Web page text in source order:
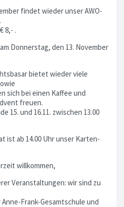
findet wieder unser AWO-
8,- .
Donnerstag, den 13. November
bietet wieder viele
sich bei einen Kaffee und
freuen.
15. und 16.11. zwischen 13.00
ist ab 14.00 Uhr unser Karten-
willkommen,
Veranstaltungen: wir sind zu
Frank-Gesamtschule und